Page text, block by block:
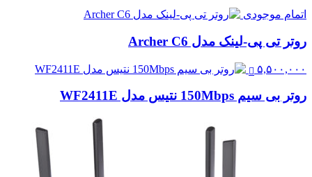
اتمام موجودی
روتر تی پی-لینک مدل Archer C6
۵,۵۰۰,۰۰۰
روتر بی سیم 150Mbps نتیس مدل WF2411E